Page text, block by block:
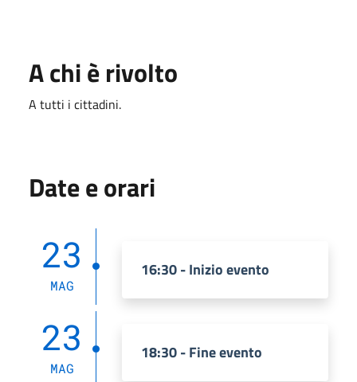
A chi è rivolto
A tutti i cittadini.
Date e orari
23
MAG
16:30 - Inizio evento
23
MAG
18:30 - Fine evento